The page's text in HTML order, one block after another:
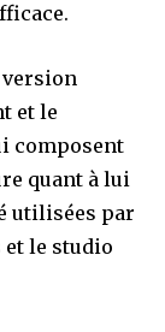
version
et le
composent
quant à lui
utilisées par
et le studio